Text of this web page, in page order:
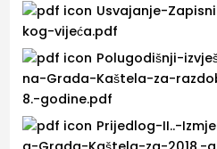
Usvajanje-
kog-vijeća.pdf
Polugodišnji-
na-Grada-Kaštela-za-
8.-godine.pdf
Prijedlog-II..-